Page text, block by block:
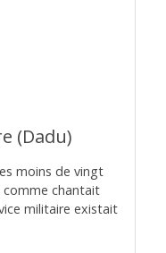
(Dadu)
moins de vingt
comme chantait
militaire existait